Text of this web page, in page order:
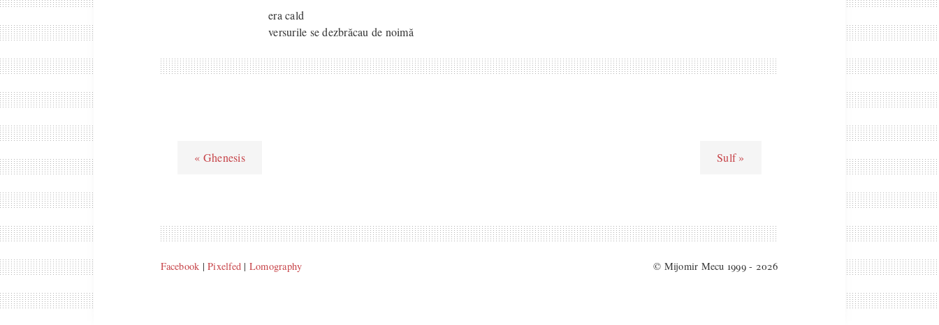
era cald
versurile se dezbrăcau de noimă
Sulf »
« Ghenesis
Facebook |Pixelfed | Lomography © Mijomir Mecu 1999 - 2026